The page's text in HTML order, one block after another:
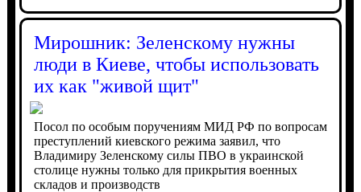
Мирошник: Зеленскому нужны
люди в Киеве, чтобы использовать
их как "живой щит"
Посол по особым поручениям МИД РФ по вопросам
преступлений киевского режима заявил, что
Владимиру Зеленскому силы ПВО в украинской
столице нужны только для прикрытия военных
складов и производств